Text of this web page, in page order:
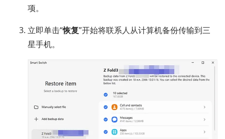
项。
立即单击“恢复”开始将联系人从计算机备份传输到三
星手机。